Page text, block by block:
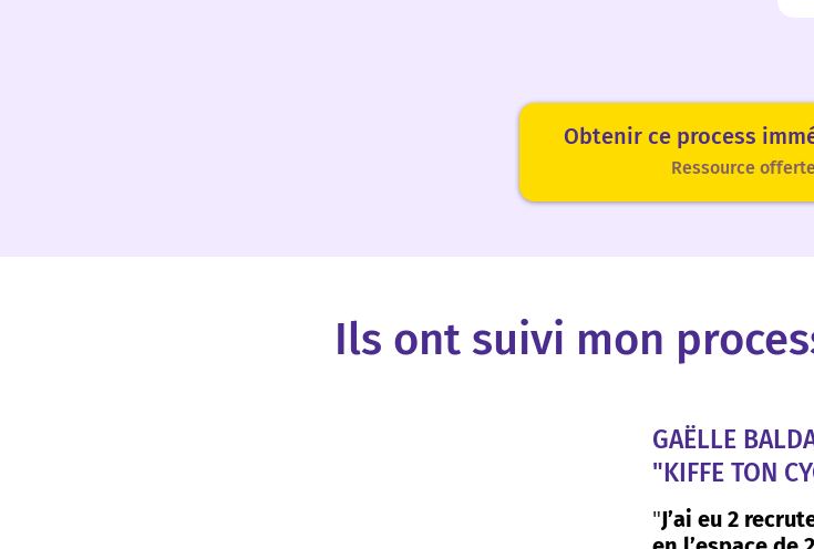
Obtenir ce process
Ressource offerte
Ils ont suivi mon
GAËLLE
"KIFFE TON
"J’ai eu 2